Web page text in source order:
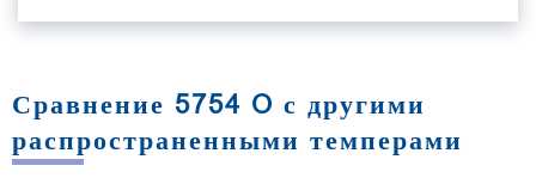
Сравнение 5754 O с другими
распространенными темперами